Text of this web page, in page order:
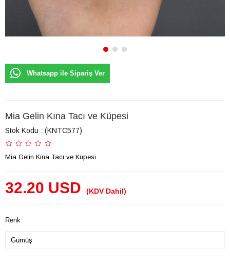
Whatsapp ile Sipariş Ver
Mia Gelin Kına Tacı ve Küpesi
Stok Kodu (KNTC577)
Mia Gelin Kına Tacı ve Küpesi
32.20 USD (KDV Dahil)
Renk